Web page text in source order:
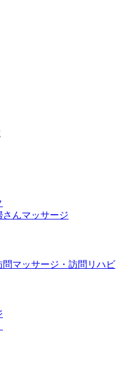
んマッサージ
マッサージ・訪問リハビ